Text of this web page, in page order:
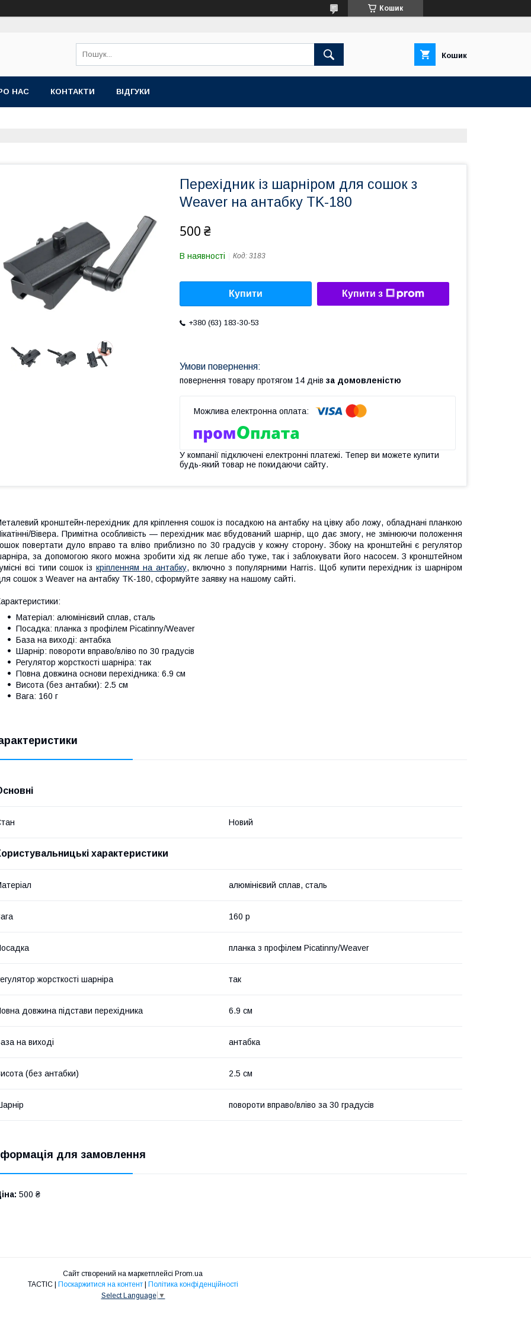
Кошик
Кошик
НАС КОНТАКТИ ВІДГУКИ
Перехідник із шарніром для сошок з
Weaver на антабку TK-180
500 ₴
В наявності Код: 3183
Купити Купити з
+380 (63) 183-30-53
повернення товару протягом 14 днів за домовленістю
У компанії підключені електронні платежі. Тепер ви можете купити
будь-який товар не покидаючи сайту.
кронштейн-перехідник для кріплення сошок із посадкою на антабку на цівку або ложу, обладнані планкою
Вівера. Примітна особливість — перехідник має вбудований шарнір, що дає змогу, не змінюючи положення
повертати дуло вправо та вліво приблизно по 30 градусів у кожну сторону. Збоку на кронштейні є регулятор
за допомогою якого можна зробити хід як легше або туже, так і заблокувати його насосем. З кронштейном
всі типи сошок ізкріпленням на антабку, включно з популярними Harris. Щоб купити перехідник із шарніром
сошок з Weaver на антабку TK-180, сформуйте заявку на нашому сайті.
Матеріал: алюмінієвий сплав, сталь
Посадка: планка з профілем Picatinny/Weaver
База на виході: антабка
Шарнір: повороти вправо/вліво по 30 градусів
Регулятор жорсткості шарніра: так
Повна довжина основи перехідника: 6.9 см
Висота (без антабки): 2.5 см
Вага: 160 г
Новий
характеристики
алюмінієвий сплав, сталь
160 р
планка з профілем Picatinny/Weaver
жорсткості шарніра так
довжина підстави перехідника 6.9 см
на виході антабка
(без антабки) 2.5 см
повороти вправо/вліво за 30 градусів
для замовлення
500 ₴
Сайт створений на маркетплейсі Prom.ua
TACTIC | Поскаржитися на контент | Політика конфіденційності
Select Language ▼